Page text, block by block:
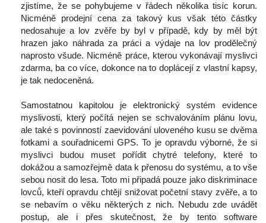
zjistíme, že se pohybujeme v řádech několika tisíc korun.
Nicméně prodejní cena za takový kus však této částky
nedosahuje a lov zvěře by byl v případě, kdy by měl být
hrazen jako náhrada za práci a výdaje na lov prodělečný
naprosto všude. Nicméně práce, kterou vykonávají myslivci
zdarma, ba co více, dokonce na to doplácejí z vlastní kapsy,
je tak nedoceněná.
Samostatnou kapitolou je elektronický systém evidence
myslivosti, který počítá nejen se schvalováním plánu lovu,
ale také s povinností zaevidování uloveného kusu se dvěma
fotkami a souřadnicemi GPS. To je opravdu výborné, že si
myslivci budou muset pořídit chytré telefony, které to
dokážou a samozřejmě data k přenosu do systému, a to vše
ebou nosit do lesa. Toto mi připadá pouze jako diskriminace
lovců, kteří opravdu chtějí snižovat početní stavy zvěře, a to
e nebavím o věku některých z nich. Nebudu zde uvádět
postup, ale i přes skutečnost, že by tento software